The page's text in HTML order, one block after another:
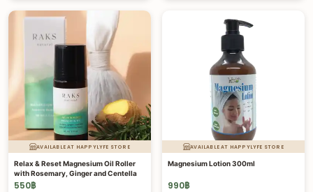
AVAILABLE AT HAPPYLYFE STORE
Relax & Reset Magnesium Oil Roller
with Rosemary, Ginger and Centella
550฿
AVAILABLE AT HAPPYLYFE STORE
Magnesium Lotion 300ml
990฿